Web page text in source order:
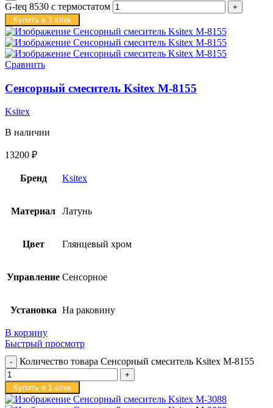
G-teq 8530 с термостатом
Купить в 1 клик
Сравнить
Сенсорный смеситель Ksitex M-8155
Ksitex
В наличии
13200 ₽
Бренд Ksitex
Материал Латунь
Цвет Глянцевый хром
Управление Сенсорное
Установка На раковину
В корзину
Быстрый просмотр
Количество товара Сенсорный смеситель Ksitex M-8155
Купить в 1 клик